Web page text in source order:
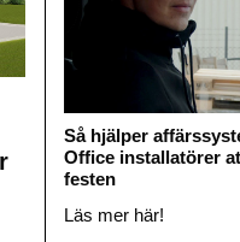
Så hjälper
Office installatörer
festen
Läs mer här!